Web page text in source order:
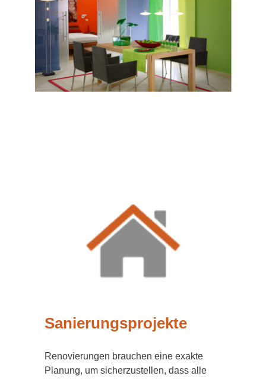
Sanierungsprojekte
Renovierungen brauchen eine exakte
Planung, um sicherzustellen, dass alle